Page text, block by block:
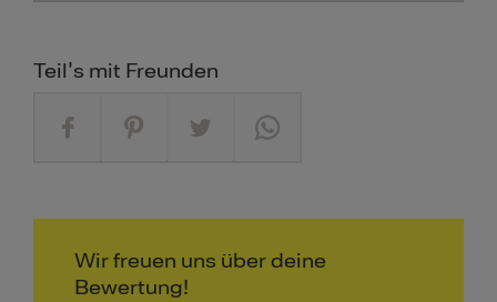
Teil's mit Freunden
Wir freuen uns über deine
Bewertung!